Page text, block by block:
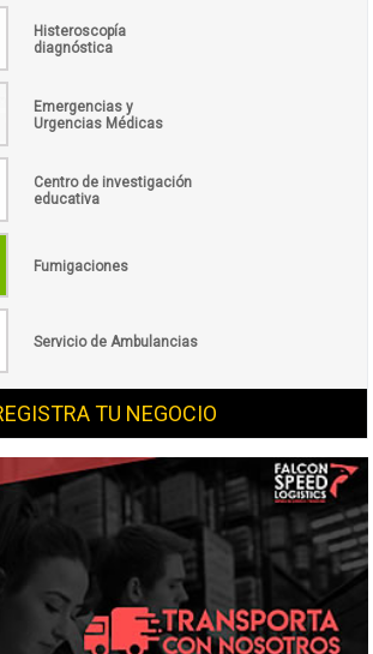
Histeroscopía
diagnóstica
Emergencias y
Urgencias Médicas
Centro de investigación
educativa
Fumigaciones
Servicio de Ambulancias
TU NEGOCIO